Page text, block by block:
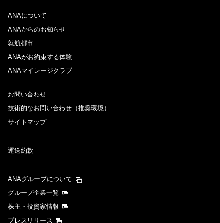
ANAについて
ANAからのお知らせ
就航都市
ANAがお約束する体験
ANAマイレージクラブ
お問い合わせ
技術的なお問い合わせ（推奨環境）
サイトマップ
運送約款
ANAグループについて
グループ企業一覧
株主・投資家情報
プレスリリース